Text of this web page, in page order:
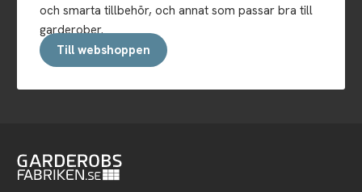
och smarta tillbehör, och annat som passar bra till
garderober.
Till webshoppen